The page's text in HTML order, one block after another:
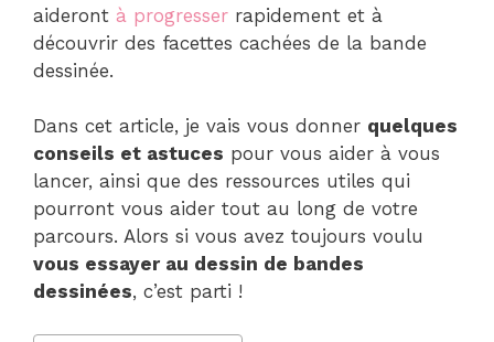
aideront à progresser rapidement et à
découvrir des facettes cachées de la bande
dessinée.
Dans cet article, je vais vous donner quelques
conseils et astuces pour vous aider à vous
lancer, ainsi que des ressources utiles qui
pourront vous aider tout au long de votre
parcours. Alors si vous avez toujours voulu
vous essayer au dessin de bandes
dessinées, c’est parti !